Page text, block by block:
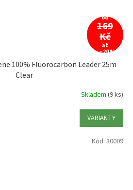
od
169
Kč
až
–20 %
100% Fluorocarbon Leader 25m
Clear
Skladem (9 ks)
VARIANTY
Kód: 30009